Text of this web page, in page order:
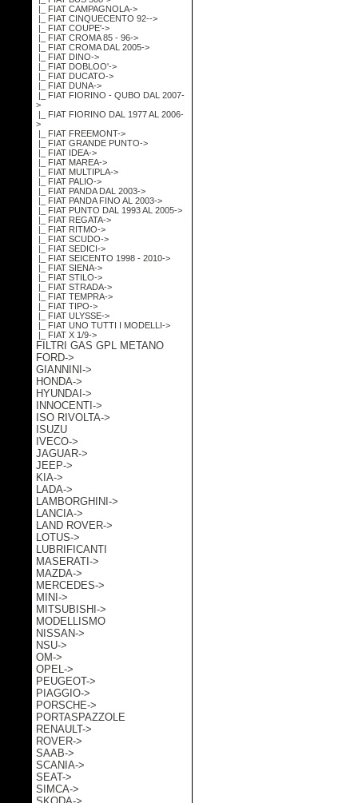
|_ FIAT CAMPAGNOLA->
|_ FIAT CINQUECENTO 92-->
|_ FIAT COUPE'->
|_ FIAT CROMA 85 - 96->
|_ FIAT CROMA DAL 2005->
|_ FIAT DINO->
|_ FIAT DOBLOO'->
|_ FIAT DUCATO->
|_ FIAT DUNA->
|_ FIAT FIORINO - QUBO DAL 2007-
>
|_ FIAT FIORINO DAL 1977 AL 2006-
>
|_ FIAT FREEMONT->
|_ FIAT GRANDE PUNTO->
|_ FIAT IDEA->
|_ FIAT MAREA->
|_ FIAT MULTIPLA->
|_ FIAT PALIO->
|_ FIAT PANDA DAL 2003->
|_ FIAT PANDA FINO AL 2003->
|_ FIAT PUNTO DAL 1993 AL 2005->
|_ FIAT REGATA->
|_ FIAT RITMO->
|_ FIAT SCUDO->
|_ FIAT SEDICI->
|_ FIAT SEICENTO 1998 - 2010->
|_ FIAT SIENA->
|_ FIAT STILO->
|_ FIAT STRADA->
|_ FIAT TEMPRA->
|_ FIAT TIPO->
|_ FIAT ULYSSE->
|_ FIAT UNO TUTTI I MODELLI->
|_ FIAT X 1/9->
FILTRI GAS GPL METANO
FORD->
GIANNINI->
HONDA->
HYUNDAI->
INNOCENTI->
ISO RIVOLTA->
ISUZU
IVECO->
JAGUAR->
JEEP->
KIA->
LADA->
LAMBORGHINI->
LANCIA->
LAND ROVER->
LOTUS->
LUBRIFICANTI
MASERATI->
MAZDA->
MERCEDES->
MINI->
MITSUBISHI->
MODELLISMO
NISSAN->
NSU->
OM->
OPEL->
PEUGEOT->
PIAGGIO->
PORSCHE->
PORTASPAZZOLE
RENAULT->
ROVER->
SAAB->
SCANIA->
SEAT->
SIMCA->